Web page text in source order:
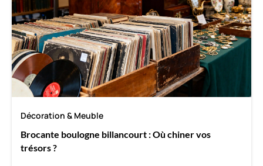
Décoration & Meuble
Brocante boulogne billancourt : Où chiner vos
trésors ?